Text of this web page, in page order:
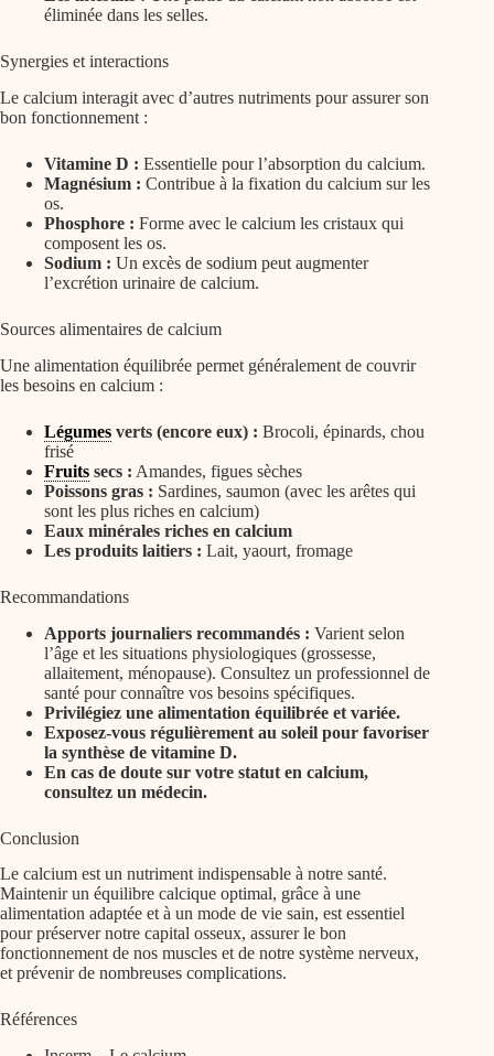
éliminée dans les selles.
Synergies et interactions
Le calcium interagit avec d’autres nutriments pour assurer son
bon fonctionnement :
Vitamine D : Essentielle pour l’absorption du calcium.
Magnésium : Contribue à la fixation du calcium sur les
os.
Phosphore : Forme avec le calcium les cristaux qui
composent les os.
Sodium : Un excès de sodium peut augmenter
l’excrétion urinaire de calcium.
Sources alimentaires de calcium
Une alimentation équilibrée permet généralement de couvrir
les besoins en calcium :
Légumes verts (encore eux) : Brocoli, épinards, chou
frisé
Fruits secs : Amandes, figues sèches
Poissons gras : Sardines, saumon (avec les arêtes qui
sont les plus riches en calcium)
Eaux minérales riches en calcium
Les produits laitiers : Lait, yaourt, fromage
Recommandations
Apports journaliers recommandés : Varient selon
l’âge et les situations physiologiques (grossesse,
allaitement, ménopause). Consultez un professionnel de
santé pour connaître vos besoins spécifiques.
Privilégiez une alimentation équilibrée et variée.
Exposez-vous régulièrement au soleil pour favoriser
la synthèse de vitamine D.
En cas de doute sur votre statut en calcium,
consultez un médecin.
Conclusion
Le calcium est un nutriment indispensable à notre santé.
Maintenir un équilibre calcique optimal, grâce à une
alimentation adaptée et à un mode de vie sain, est essentiel
pour préserver notre capital osseux, assurer le bon
fonctionnement de nos muscles et de notre système nerveux,
et prévenir de nombreuses complications.
Références